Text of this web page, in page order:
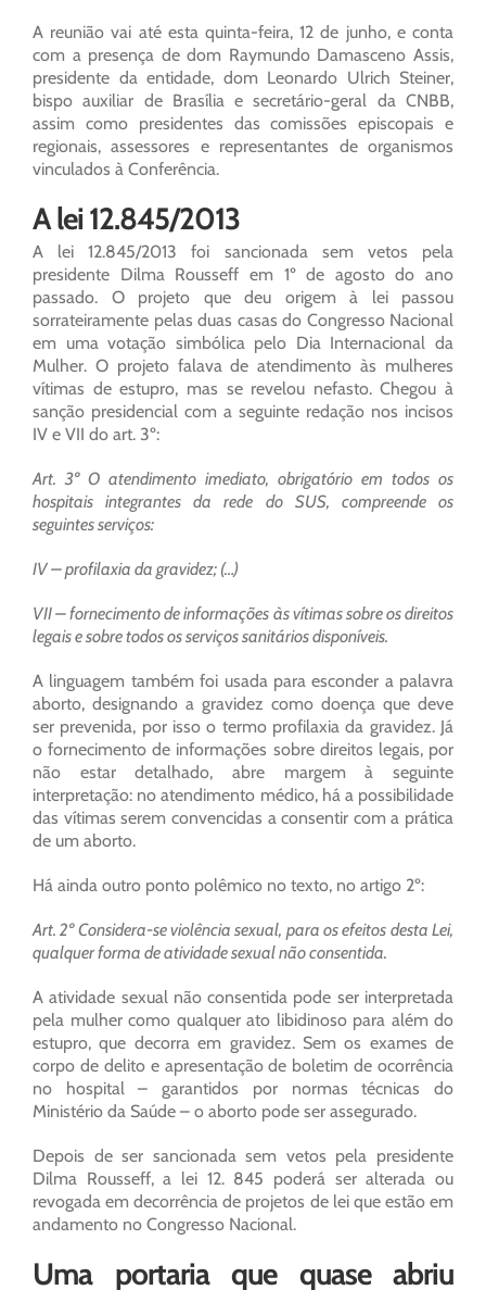
A reunião vai até esta quinta-feira, 12 de junho, e conta
com a presença de dom Raymundo Damasceno Assis,
presidente da entidade, dom Leonardo Ulrich Steiner,
bispo auxiliar de Brasília e secretário-geral da CNBB,
assim como presidentes das comissões episcopais e
regionais, assessores e representantes de organismos
vinculados à Conferência.
A lei 12.845/2013
A lei 12.845/2013 foi sancionada sem vetos pela
presidente Dilma Rousseff em 1º de agosto do ano
passado. O projeto que deu origem à lei passou
sorrateiramente pelas duas casas do Congresso Nacional
em uma votação simbólica pelo Dia Internacional da
Mulher. O projeto falava de atendimento às mulheres
vítimas de estupro, mas se revelou nefasto. Chegou à
sanção presidencial com a seguinte redação nos incisos
IV e VII do art. 3º:
Art. 3º O atendimento imediato, obrigatório em todos os
hospitais integrantes da rede do SUS, compreende os
seguintes serviços:
IV – profilaxia da gravidez; (…)
VII – fornecimento de informações às vítimas sobre os direitos
legais e sobre todos os serviços sanitários disponíveis.
A linguagem também foi usada para esconder a palavra
aborto, designando a gravidez como doença que deve
ser prevenida, por isso o termo profilaxia da gravidez. Já
o fornecimento de informações sobre direitos legais, por
não estar detalhado, abre margem à seguinte
interpretação: no atendimento médico, há a possibilidade
das vítimas serem convencidas a consentir com a prática
de um aborto.
Há ainda outro ponto polêmico no texto, no artigo 2º:
Art. 2º Considera-se violência sexual, para os efeitos desta Lei,
qualquer forma de atividade sexual não consentida.
A atividade sexual não consentida pode ser interpretada
pela mulher como qualquer ato libidinoso para além do
estupro, que decorra em gravidez. Sem os exames de
corpo de delito e apresentação de boletim de ocorrência
no hospital – garantidos por normas técnicas do
Ministério da Saúde – o aborto pode ser assegurado.
Depois de ser sancionada sem vetos pela presidente
Dilma Rousseff, a lei 12. 845 poderá ser alterada ou
revogada em decorrência de projetos de lei que estão em
andamento no Congresso Nacional.
Uma portaria que quase abriu